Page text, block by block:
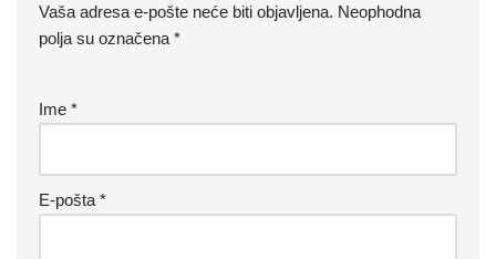
Vaša adresa e-pošte neće biti objavljena. Neophodna
polja su označena *
Ime *
E-pošta *